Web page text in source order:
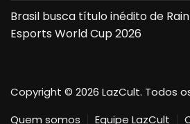
Brasil busca título inédito de
Esports World Cup 2026
Copyright © 2026 LazCult. Todos
Quem somos
Equipe LazCult